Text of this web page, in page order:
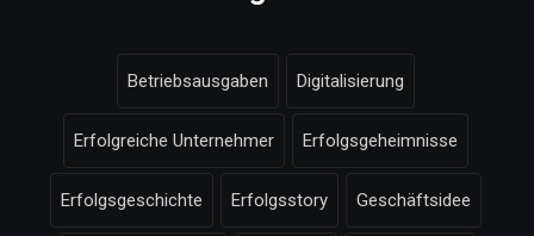
Betriebsausgaben Digitalisierung
Erfolgreiche Unternehmer Erfolgsgeheimnisse
Erfolgsgeschichte Erfolgsstory Geschäftsidee